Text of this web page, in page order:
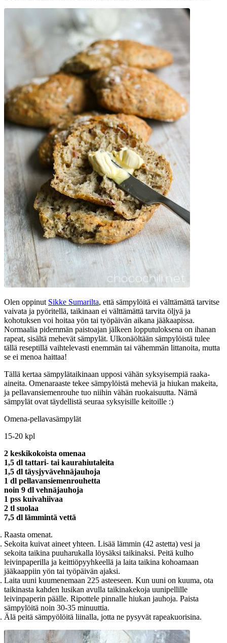
Olen oppinut Sikke Sumarilta, että sämpylöitä ei välttämättä tarvitse
vaivata ja pyöritellä, taikinaan ei välttämättä tarvita öljyä ja
kohotuksen voi hoitaa yön tai työpäivän aikana jääkaapissa.
Normaalia pidemmän paistoajan jälkeen lopputuloksena on ihanan
rapeat, sisältä mehevät sämpylät. Ulkonäöltään sämpylöistä tulee
tällä reseptillä vaihtelevasti enemmän tai vähemmän littanoita, mutta
se ei menoa haittaa!
Tällä kertaa sämpylätaikinaan upposi vähän syksyisempiä raaka-
aineita. Omenaraaste tekee sämpylöistä meheviä ja hiukan makeita,
ja pellavansiemenrouhe tuo niihin vähän ruokaisuutta. Nämä
sämpylät ovat täydellistä seuraa syksyisille keitoille :)
Omena-pellavasämpylät
15-20 kpl
2 keskikokoista omenaa
1,5 dl tattari- tai kaurahiutaleita
1,5 dl täysjyvävehnäjauhoja
1 dl pellavansiemenrouhetta
noin 9 dl vehnäjauhoja
1 pss kuivahiivaa
2 tl suolaa
7,5 dl lämmintä vettä
Raasta omenat.
Sekoita kuivat aineet yhteen. Lisää lämmin (42 astetta) vesi ja
sekoita taikina puuharukalla löysäksi taikinaksi. Peitä kulho
leivinpaperilla ja keittiöpyyhkeellä ja laita taikina kohoamaan
jääkaappiin yön tai työpäivän ajaksi.
Laita uuni kuumenemaan 225 asteeseen. Kun uuni on kuuma, ota
taikinasta kahden lusikan avulla taikinakekoja uunipellille
leivinpaperin päälle. Ripottele pinnalle hiukan jauhoja. Paista
sämpylöitä noin 30-35 minuuttia.
Älä peitä sämpyölöitä liinalla, jotta ne pysyvät rapeakuorisina.